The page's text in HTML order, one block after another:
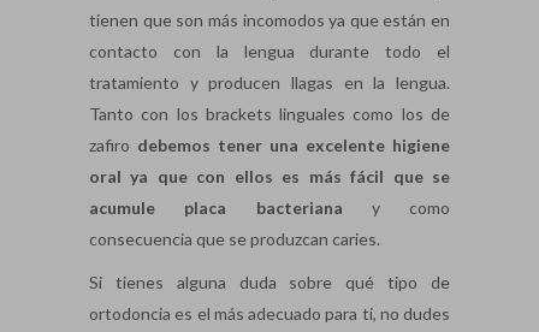
tienen que son más incomodos ya que están en
contacto con la lengua durante todo el
tratamiento y producen llagas en la lengua.
Tanto con los brackets linguales como los de
zafiro debemos tener una excelente higiene
oral ya que con ellos es más fácil que se
acumule placa bacteriana y como
consecuencia que se produzcan caries.
Si tienes alguna duda sobre qué tipo de
ortodoncia es el más adecuado para ti, no dudes